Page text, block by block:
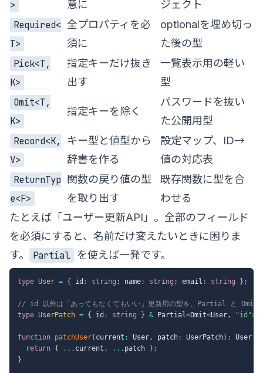
>
意に
ジェクト
Required<
T>
全プロパティを必
須に
optionalを埋め切っ
た後の型
Pick<T,
K>
指定キーだけ抜き
出す
一覧表示用の軽い
型
Omit<T,
K>
指定キーを除く
パスワードを抜い
た公開用型
Record<K,
V>
キー型と値型から
辞書を作る
設定マップ、ID→
値の対応表
ReturnTyp
e<F>
関数の戻り値の型
を取り出す
既存関数に型を合
わせる
たとえば「ユーザー更新API」。全部のフィールド
を必須にすると、名前だけ変えたいときに困りま
す。
Partial を使えば一発です。
type User = { id : string ; name : string ; email : string } ;
// id 以外は「あってもなくてもいい」更新用の型を、Partial と Omit
type UserPatch = { id : string } & Partial<Omit<User, "id">>
function patchUser( current : User, patch : UserPatch) : User
return { ... current , ... patch } ;
}